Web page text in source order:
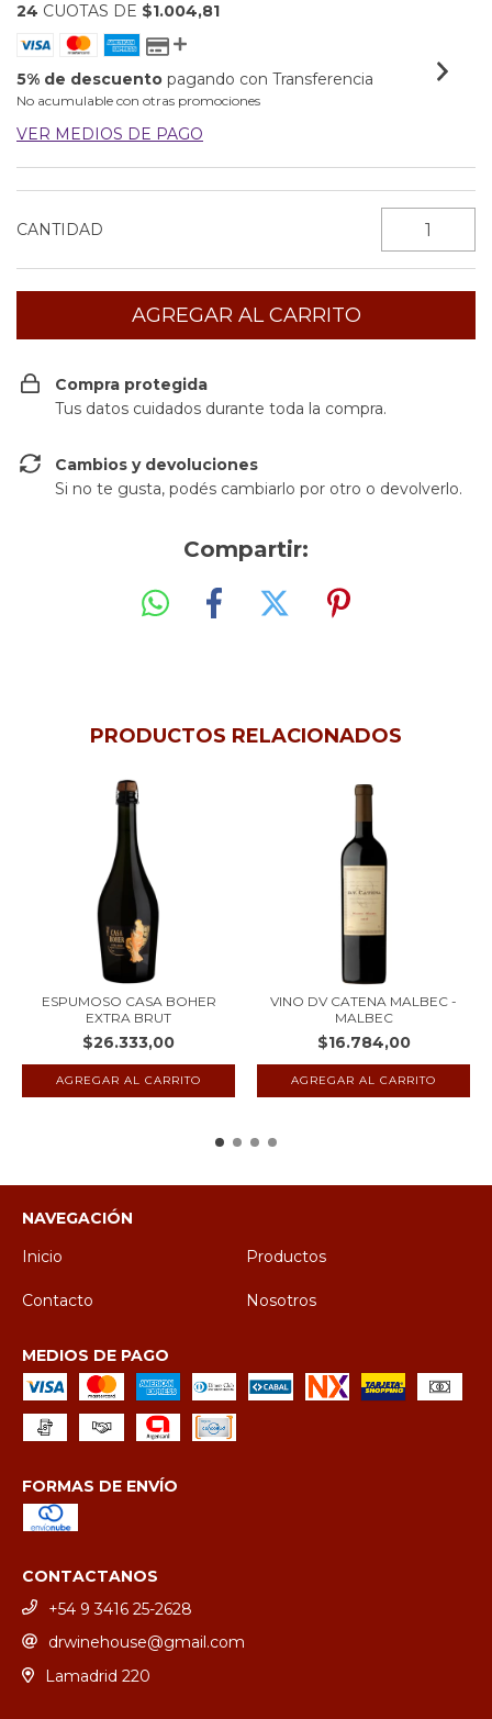
24 CUOTAS DE $1.004,81
5% de descuento pagando con Transferencia
No acumulable con otras promociones
VER MEDIOS DE PAGO
CANTIDAD
Compra protegida
Tus datos cuidados durante toda la compra.
Cambios y devoluciones
Si no te gusta, podés cambiarlo por otro o devolverlo.
Compartir:
PRODUCTOS RELACIONADOS
ESPUMOSO CASA BOHER
EXTRA BRUT
$26.333,00
VINO DV CATENA MALBEC -
MALBEC
$16.784,00
NAVEGACIÓN
Inicio
Productos
Contacto Nosotros
MEDIOS DE PAGO
FORMAS DE ENVÍO
CONTACTANOS
+54 9 3416 25-2628
drwinehouse@gmail.com
Lamadrid 220